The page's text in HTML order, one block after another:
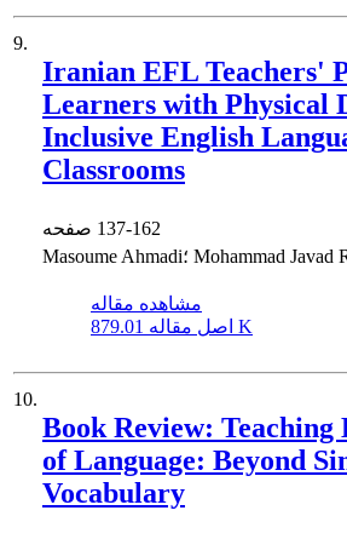
9.
Iranian EFL Teachers'
Learners with Physical
Inclusive English
Classrooms
137-162
مشاهده مقاله
اصل مقاله 879.01 K
10.
Book Review: Teaching
of Language: Beyond
Vocabulary